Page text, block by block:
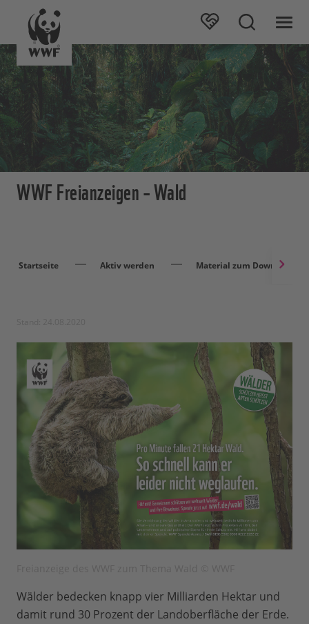
WWF Freianzeigen – Wald
Startseite Aktiv werden Material zum Download
Wälder bedecken knapp vier Milliarden Hektar und
damit rund 30 Prozent der Landoberfläche der Erde.